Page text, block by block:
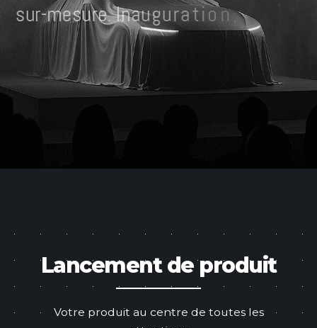
sur-mesure.Inauguration,lance
e p rod uit,soiréed e rise
co
Lancement de produit
Votre produit au centre de toutes les